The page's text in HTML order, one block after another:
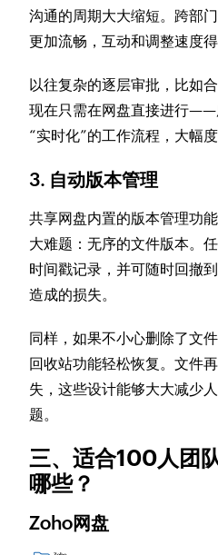
沟通的周期大大缩短。跨部
更加流畅，互动和调整速度得
以往复杂的逐层审批，比如
现在只需在网盘直接进行——
“实时化”的工作流程，大幅
3. 自动版本管理
共享网盘内置的版本管理功
大难题：无序的文件版本。
时间戳记录，并可随时回撤
造成的损失。
同样，如果不小心删除了文
回收站功能轻松恢复。文件
失，这些设计能够大大减少
题。
三、适合100人团
哪些？
Zoho网盘